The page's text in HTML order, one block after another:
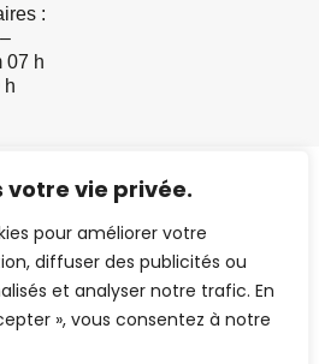
votre vie privée.
pour améliorer votre
diffuser des publicités ou
et analyser notre trafic. En
», vous consentez à notre
:
07 h
h
Strategy